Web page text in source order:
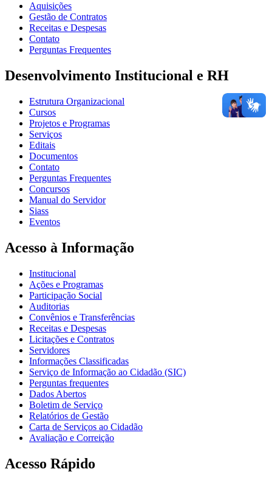
Aquisições
Gestão de Contratos
Receitas e Despesas
Contato
Perguntas Frequentes
Desenvolvimento Institucional e RH
Estrutura Organizacional
Cursos
Projetos e Programas
Serviços
Editais
Documentos
Contato
Perguntas Frequentes
Concursos
Manual do Servidor
Siass
Eventos
Acesso à Informação
Institucional
Ações e Programas
Participação Social
Auditorias
Convênios e Transferências
Receitas e Despesas
Licitações e Contratos
Servidores
Informações Classificadas
Serviço de Informação ao Cidadão (SIC)
Perguntas frequentes
Dados Abertos
Boletim de Serviço
Relatórios de Gestão
Carta de Serviços ao Cidadão
Avaliação e Correição
Acesso Rápido